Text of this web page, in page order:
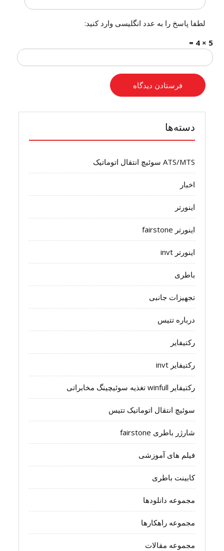
لطفا پاسخ را به عدد انگلیسی وارد کنید:
5 × 4 =
دسته‌ها
ATS/MTS سوئیچ انتقال اتوماتیک
اخبار
اینورتر
اینورتر fairstone
اینورتر invt
باطری
تجهیزات جانبی
درباره تتیس
رکتیفایر
رکتیفایر invt
رکتیفایر winfull تغذیه سوئیچینگ مخابراتی
سوئیچ انتقال اتوماتیک تتیس
شارژر باطری fairstone
فیلم های آموزشی
کابینت باطری
مجموعه دانلودها
مجموعه راهکارها
مجموعه مقالات